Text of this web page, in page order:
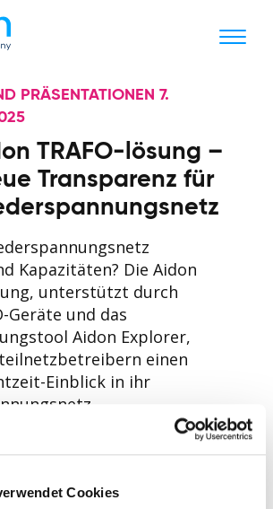
Cookies
PRÄSENTATIONEN 7.
TRAFO-lösung –
Transparenz für
Kapazitäten? Die Aidon
unterstützt durch
Geräte und das
Aidon Explorer,
einen
Einblick in ihr
sich dieses kurze Video an,
im Niederspannungsnetz